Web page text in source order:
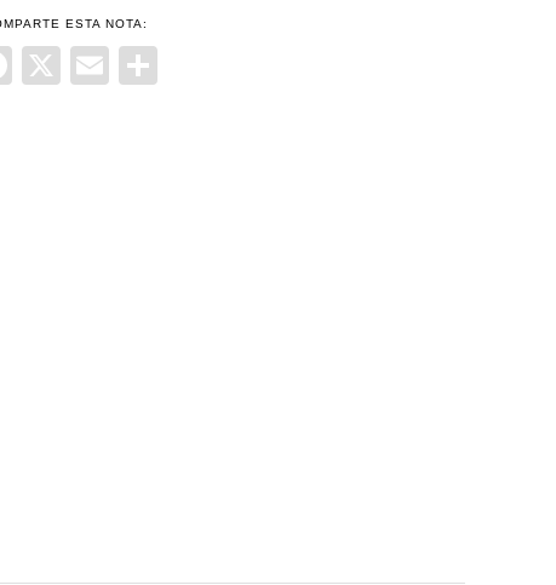
ESTA NOTA:
Facebook
X Email